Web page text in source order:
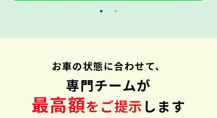
お車の状態に合わせて、
専門チームが
最高額をご提示 します